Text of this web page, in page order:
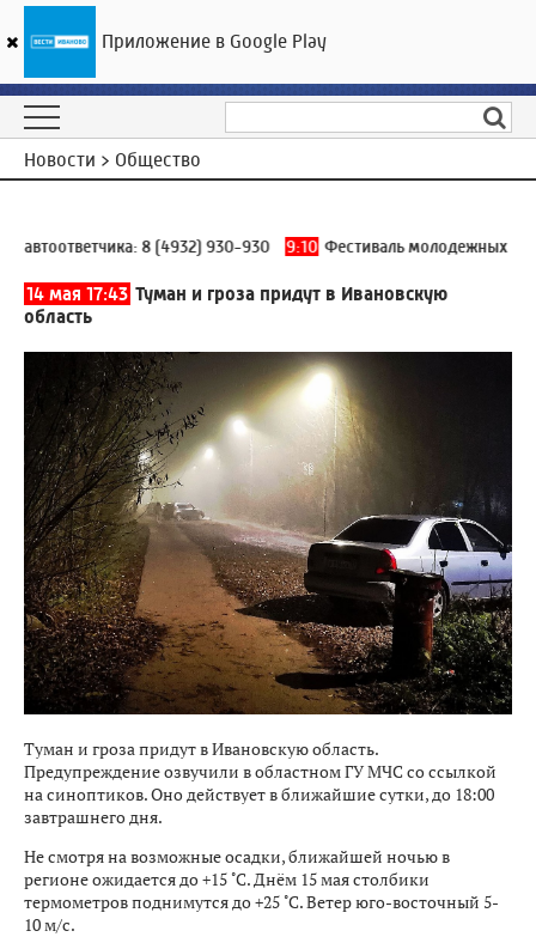
ГТРК «Ивтелерадио»
Новости > Общество
8 (4932) 930-930 9:10 Фестиваль молодежных
14 мая 17:43 Туман и гроза придут в Ивановскую
область
Туман и гроза придут в Ивановскую область.
Предупреждение озвучили в областном ГУ МЧС со ссылкой
на синоптиков. Оно действует в ближайшие сутки, до 18:00
завтрашнего дня.
Не смотря на возможные осадки, ближайшей ночью в
регионе ожидается до +15 ˚С. Днём 15 мая столбики
термометров поднимутся до +25 ˚С. Ветер юго-восточный 5-
10 м/с.
Приложение в Google Play